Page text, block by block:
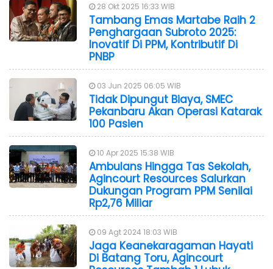
28 Okt 2025 16:33 WIB
Tambang Emas Martabe Raih 2
Penghargaan Subroto 2025:
Inovatif Di PPM, Kontributif Di
PNBP
03 Jun 2025 06:05 WIB
Tidak Dipungut Biaya, SMEC
Pekanbaru Akan Operasi Katarak
100 Pasien
10 Apr 2025 15:38 WIB
Ambulans Hingga Tas Sekolah,
Agincourt Resources Salurkan
Dukungan Program PPM Senilai
Rp2,76 Miliar
09 Agt 2024 18:03 WIB
Jaga Keanekaragaman Hayati
Di Batang Toru, Agincourt